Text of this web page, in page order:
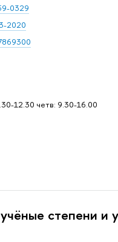
0329
2020
12.30 четв: 9.30-16.00
степени и